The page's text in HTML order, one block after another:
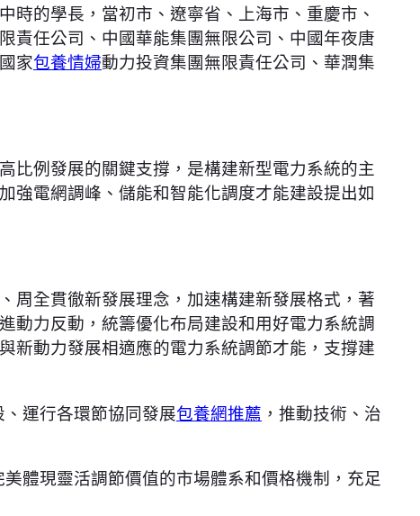
的學長，當初市、遼寧省、上海市、重慶市、
責任公司、中國華能集團無限公司、中國年夜唐
家包養情婦動力投資集團無限責任公司、華潤集
比例發展的關鍵支撐，是構建新型電力系統的主
強電網調峰、儲能和智能化調度才能建設提出如
周全貫徹新發展理念，加速構建新發展格式，著
動力反動，統籌優化布局建設和用好電力系統調
新動力發展相適應的電力系統調節才能，支撐建
運行各環節協同發展包養網推薦 ，推動技術、治
體現靈活調節價值的市場體系和價格機制，充足